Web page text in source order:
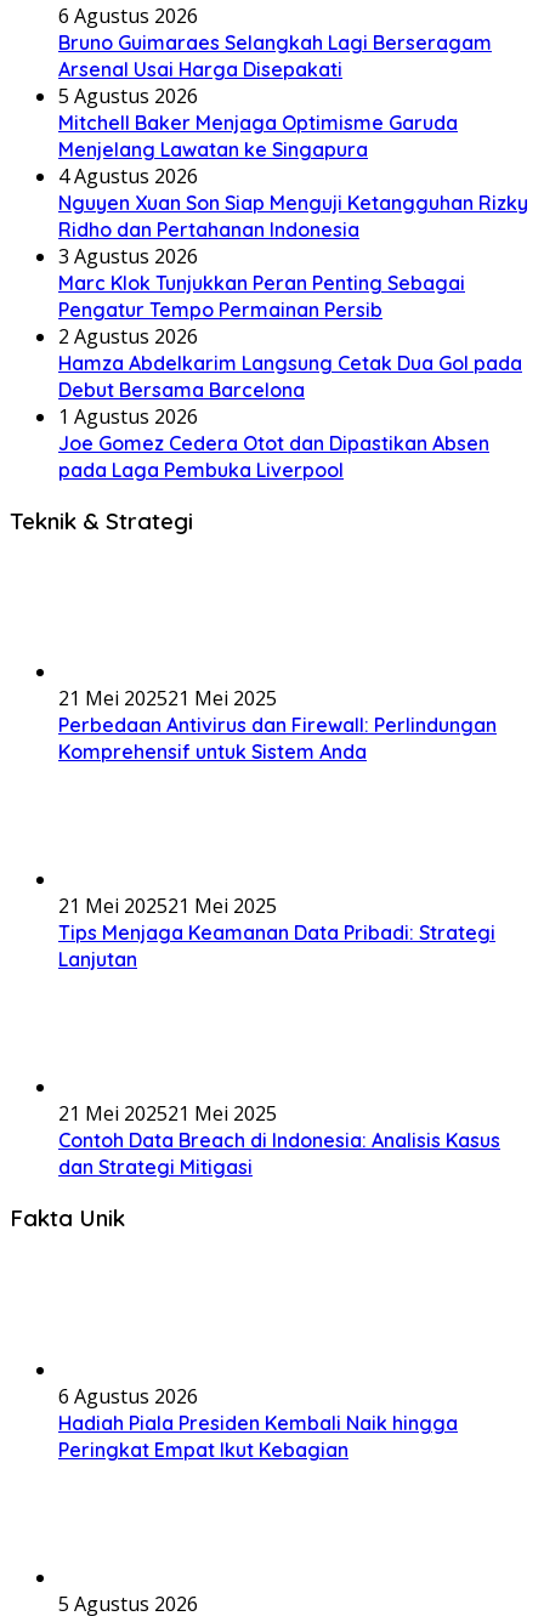
6 Agustus 2026
Bruno Guimaraes Selangkah Lagi Berseragam
Arsenal Usai Harga Disepakati
5 Agustus 2026
Mitchell Baker Menjaga Optimisme Garuda
Menjelang Lawatan ke Singapura
4 Agustus 2026
Nguyen Xuan Son Siap Menguji Ketangguhan Rizky
Ridho dan Pertahanan Indonesia
3 Agustus 2026
Marc Klok Tunjukkan Peran Penting Sebagai
Pengatur Tempo Permainan Persib
2 Agustus 2026
Hamza Abdelkarim Langsung Cetak Dua Gol pada
Debut Bersama Barcelona
1 Agustus 2026
Joe Gomez Cedera Otot dan Dipastikan Absen
pada Laga Pembuka Liverpool
Teknik & Strategi
21 Mei 202521 Mei 2025
Perbedaan Antivirus dan Firewall: Perlindungan
Komprehensif untuk Sistem Anda
21 Mei 202521 Mei 2025
Tips Menjaga Keamanan Data Pribadi: Strategi
Lanjutan
21 Mei 202521 Mei 2025
Contoh Data Breach di Indonesia: Analisis Kasus
dan Strategi Mitigasi
Fakta Unik
6 Agustus 2026
Hadiah Piala Presiden Kembali Naik hingga
Peringkat Empat Ikut Kebagian
5 Agustus 2026